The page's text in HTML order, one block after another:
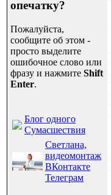
опечатку?
Пожалуйста,
сообщите об этом -
просто выделите
ошибочное слово или
фразу и нажмите Shift
Enter.
Блог одного
Сумасшествия
Светлана,
видеомонтаж
ВКонтакте
Телеграм